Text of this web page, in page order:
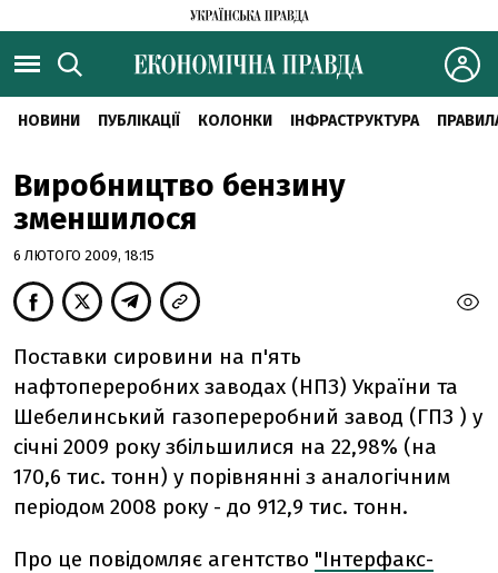
НОВИНИ ПУБЛІКАЦІЇ КОЛОНКИ ІНФРАСТРУКТУРА
Виробництво бензину
зменшилося
6 ЛЮТОГО 2009, 18:15
Поставки сировини на п'ять
нафтопереробних заводах (НПЗ) України та
Шебелинський газопереробний завод (ГПЗ ) у
січні 2009 року збільшилися на 22,98% (на
170,6 тис. тонн) у порівнянні з аналогічним
періодом 2008 року - до 912,9 тис. тонн.
Про це повідомляє агентство "Інтерфакс-